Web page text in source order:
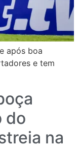
após boa
e tem
do
na